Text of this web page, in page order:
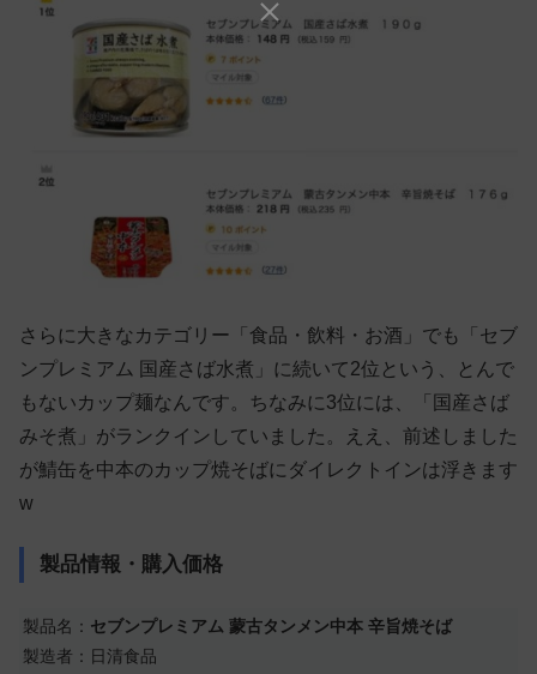
さらに大きなカテゴリー「食品・飲料・お酒」でも「セブ
ンプレミアム 国産さば水煮」に続いて2位という、とんで
もないカップ麺なんです。ちなみに3位には、「国産さば
みそ煮」がランクインしていました。ええ、前述しました
が鯖缶を中本のカップ焼そばにダイレクトインは浮きます
w
製品情報・購入価格
製品名： セブンプレミアム 蒙古タンメン中本 辛旨焼そば
製造者：日清食品